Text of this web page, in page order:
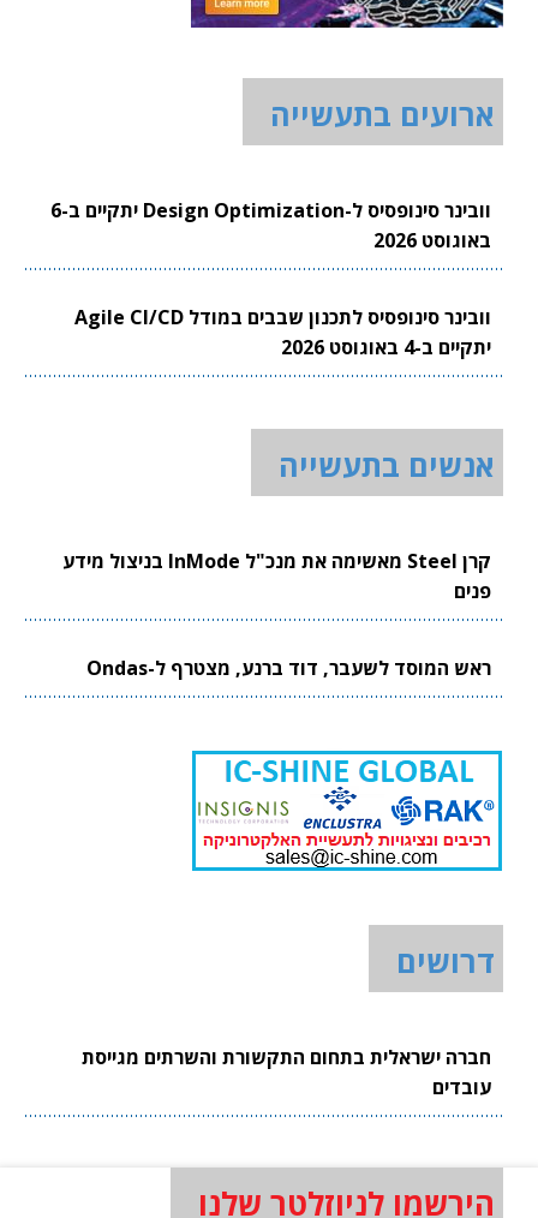
ארועים בתעשייה
וובינר סינופסיס ל-Design Optimization יתקיים ב-6
באוגוסט 2026
וובינר סינופסיס לתכנון שבבים במודל Agile CI/CD
יתקיים ב-4 באוגוסט 2026
אנשים בתעשייה
קרן Steel מאשימה את מנכ"ל InMode בניצול מידע
פנים
ראש המוסד לשעבר, דוד ברנע, מצטרף ל-Ondas
דרושים
חברה ישראלית בתחום התקשורת והשרתים מגייסת
עובדים
הירשמו לניוזלטר שלנו